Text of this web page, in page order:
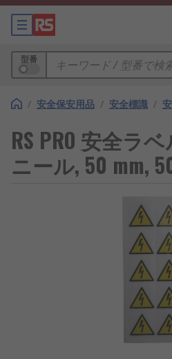
型番
/ 安全保安用品 / 安全標識 /
RS PRO 安全ラ
ニール, 50 mm,